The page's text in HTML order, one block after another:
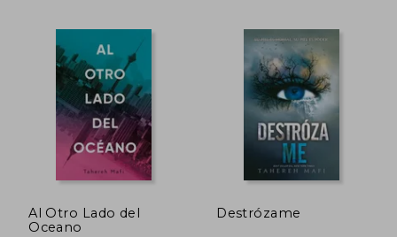
Rápido
Al Otro Lado del
Oceano
Destrózame